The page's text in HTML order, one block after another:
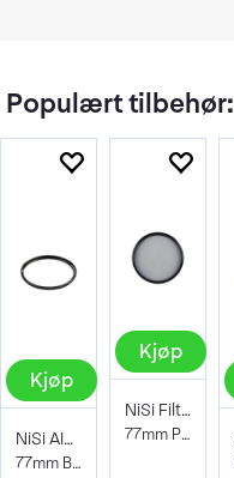
Populært tilbehør:
Kjøp
NiSi AIR Protector Filter 77mm
77mm Beskyttelsesfilter
Kjøp
NiSi Filter Circ Polarizer True Color 77
77mm Pro Nano Pola Filter